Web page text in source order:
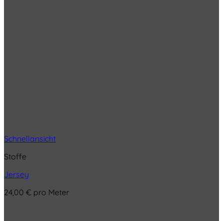
Schnellansicht
Stoffe
Jersey
24,00 € pro Meter